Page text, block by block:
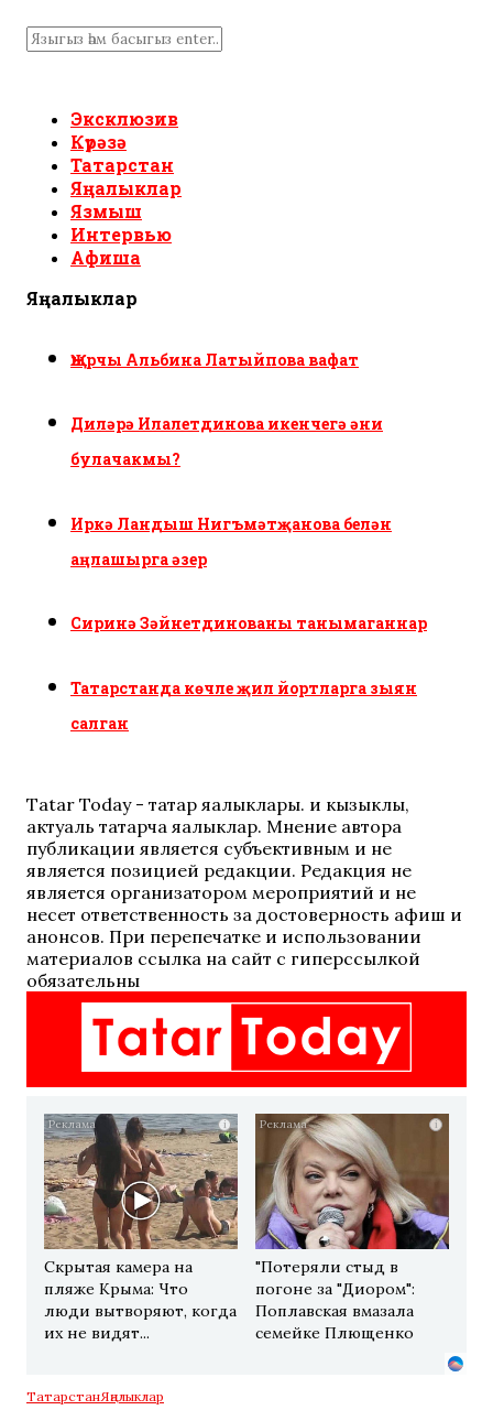
Эксклюзив
Күрәзә
Татарстан
Яңалыклар
Язмыш
Интервью
Афиша
Яңалыклар
Җырчы Альбина Латыйпова вафат
Диләрә Илалетдинова икенчегә әни
булачакмы?
Иркә Ландыш Нигъмәтҗанова белән
аңлашырга әзер
Сиринә Зәйнетдинованы танымаганнар
Татарстанда көчле җил йортларга зыян
салган
Tatar Today - татар яңалыклары. иң кызыклы,
актуаль татарча яңалыклар. Мнение автора
публикации является субъективным и не
является позицией редакции. Редакция не
является организатором мероприятий и не
несет ответственность за достоверность афиш и
анонсов. При перепечатке и использовании
материалов ссылка на сайт с гиперссылкой
обязательны
i
Скрытая камера на
пляже Крыма: Что
люди вытворяют, когда
их не видят...
i
"Потеряли стыд в
погоне за "Диором":
Поплавская вмазала
семейке Плющенко
ТатарстанЯңалыклар